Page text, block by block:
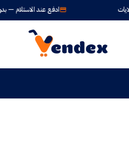
ادفع عند الاستلام — بدون مخاطر